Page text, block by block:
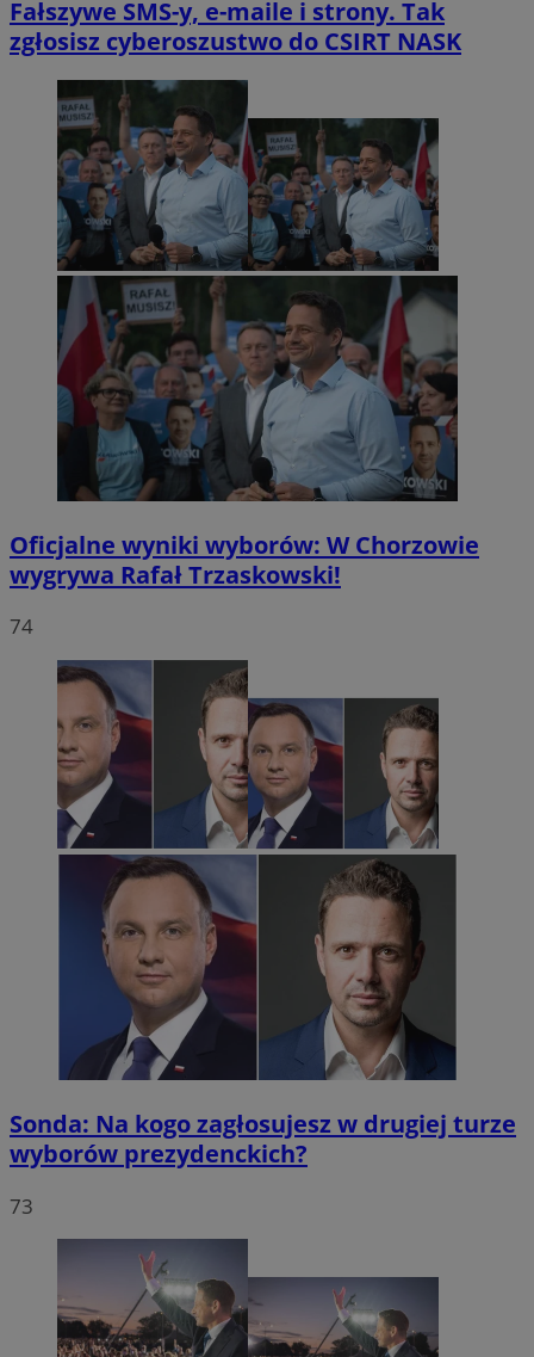
Fałszywe SMS-y, e-maile i strony. Tak
zgłosisz cyberoszustwo do CSIRT NASK
Oficjalne wyniki wyborów: W Chorzowie
wygrywa Rafał Trzaskowski!
74
Sonda: Na kogo zagłosujesz w drugiej turze
wyborów prezydenckich?
73